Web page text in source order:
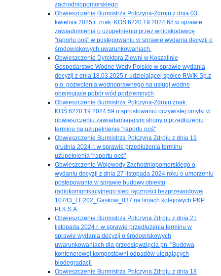
zachodniopomorskiego
Obwieszczenie Burmistrza Połczyna-Zdroju z dnia 03
kwietnia 2025 r. znak: KOŚ.6220.19.2024.68 w sprawie
zawiadomienia o uzupełnieniu przez wnioskodawcę
"raportu ooś" w postępowaniu w sprawie wydania decyzji o
środowiskowych uwarunkowaniach.
Obwieszczenie Dyrektora Zlewni w Koszalinie
Gospodarstwo Wodne Wody Polskie w sprawie wydania
decyzji z dnia 18.03.2025 r. udzielającej spółce RWIK Sp.z
o.o. pozwolenia wodnoprawnego na usługi wodne
obejmujące pobór wód podziemnych
Obwieszczenie Burmistrza Połczyna-Zdroju znak:
KOŚ.6220.19.2024.59 o sprostowaniu oczywistej omyłki w
obwieszczeniu zawiadamiającym strony o przedłużeniu
terminu na uzupełnienie "raportu ooś"
Obwieszczenie Burmistrza Połczyna Zdroju z dnia 19
grudnia 2024 r. w sprawie przedłużenia terminu
uzupełnienia "raportu ooś"
Obwieszczenie Wojewody Zachodniopomorskiego o
wydaniu decyzji z dnia 27 listopada 2024 roku o umorzeniu
postępowania w sprawie budowy obiektu
radiokomunikacyjnego sieci łączności bezprzewodowej
10743_LE202_Gaskow_037 na liniach kolejowych PKP
PLK S.A.
Obwieszczenie Burmistrza Połczyna Zdroju z dnia 21
listopada 2024 r. w sprawie przedłużenia terminu w
sprawie wydania decyzji o środowiskowych
uwarunkowaniach dla przedsięwzięcia pn. "Budowa
kontenerowej kompostowni odpadów ulegających
biodegradacji
Obwieszczenie Burmistrza Połczyna Zdroju z dnia 18